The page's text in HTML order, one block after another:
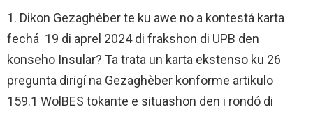
1. Dikon Gezaghèber te ku awe no a kontestá karta
fechá 19 di aprel 2024 di frakshon di UPB den
konseho Insular? Ta trata un karta ekstenso ku 26
pregunta dirigí na Gezaghèber konforme artikulo
159.1 WolBES tokante e situashon den i rondó di